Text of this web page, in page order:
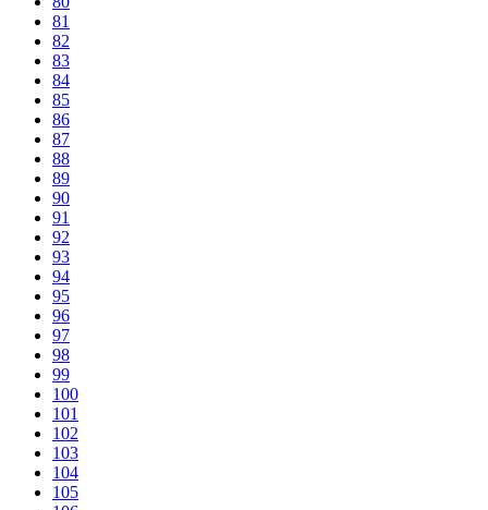
81
82
83
84
85
86
87
88
89
90
91
92
93
94
95
96
97
98
99
100
101
102
103
104
105